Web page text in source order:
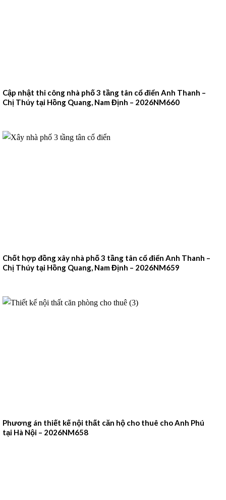
Cập nhật thi công nhà phố 3 tầng tân cổ điển Anh Thanh –
Chị Thúy tại Hồng Quang, Nam Định – 2026NM660
Chốt hợp đồng xây nhà phố 3 tầng tân cổ điển Anh Thanh –
Chị Thúy tại Hồng Quang, Nam Định – 2026NM659
Phương án thiết kế nội thất căn hộ cho thuê cho Anh Phú
tại Hà Nội – 2026NM658